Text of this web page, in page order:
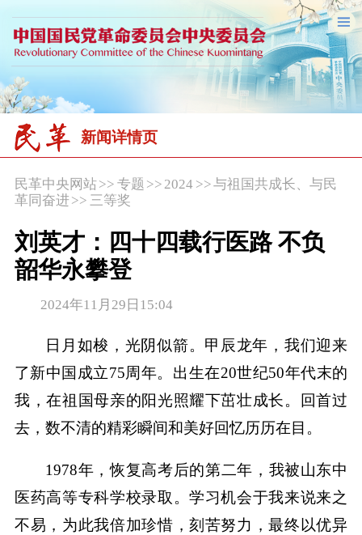
新闻详情页
民革中央网站>> 专题 >>2024 >>与祖国共成长、与民
革同奋进 >> 三等奖
刘英才：四十四载行医路 不负
韶华永攀登
2024年11月29日15:04
日月如梭，光阴似箭。甲辰龙年，我们迎来
了新中国成立75周年。出生在20世纪50年代末的
我，在祖国母亲的阳光照耀下茁壮成长。回首过
去，数不清的精彩瞬间和美好回忆历历在目。
1978年，恢复高考后的第二年，我被山东中
医药高等专科学校录取。学习机会于我来说来之
不易，为此我倍加珍惜，刻苦努力，最终以优异